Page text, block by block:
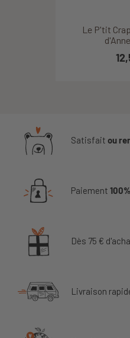
Le P'tit
Satisfait ou
Paiement
Dès 75 €
Livraison